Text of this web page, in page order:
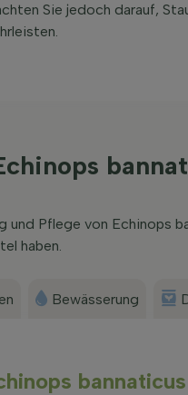
Sie jedoch darauf,
und Pflege von Echinops
haben.
Bewässerung